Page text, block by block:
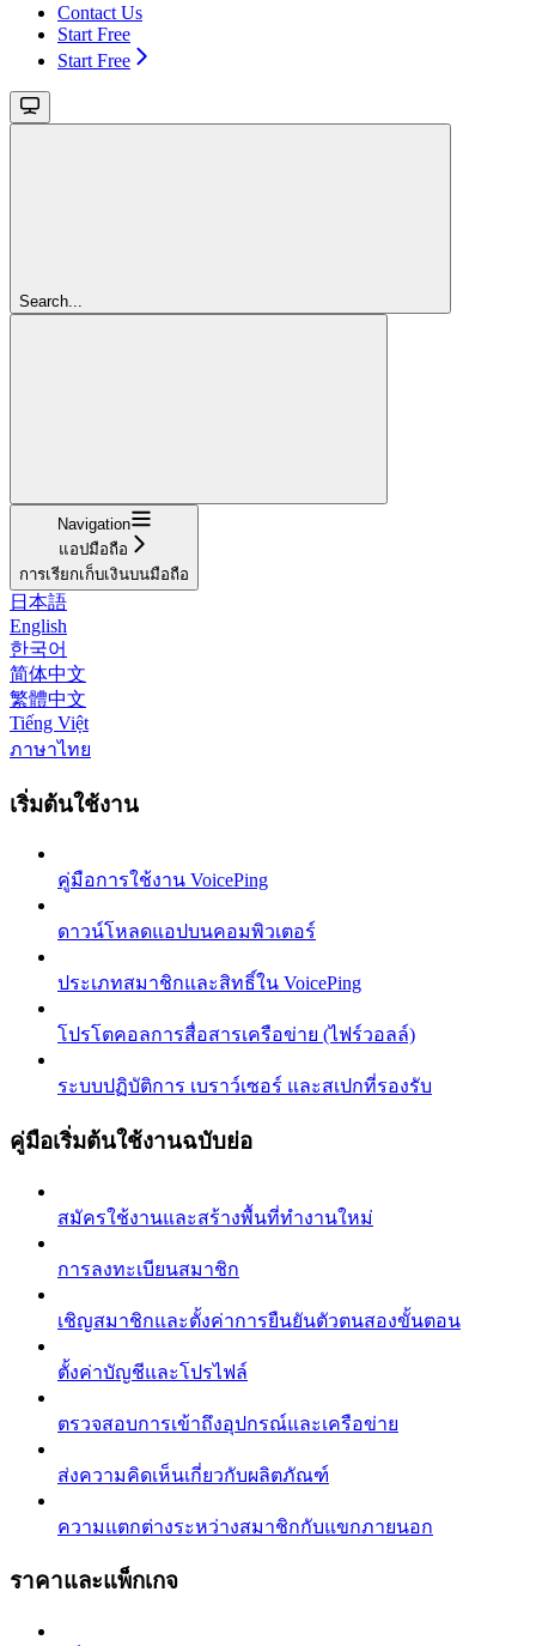
Contact Us
Start Free
Start Free
Search...
Navigation
แอปมือถือ
การเรียกเก็บเงินบนมือถือ
日本語
English
한국어
简体中文
繁體中文
Tiếng Việt
ภาษาไทย
เริ่มต้นใช้งาน
คู่มือการใช้งาน VoicePing
ดาวน์โหลดแอปบนคอมพิวเตอร์
ประเภทสมาชิกและสิทธิ์ใน VoicePing
โปรโตคอลการสื่อสารเครือข่าย (ไฟร์วอลล์)
ระบบปฏิบัติการ เบราว์เซอร์ และสเปกที่รองรับ
คู่มือเริ่มต้นใช้งานฉบับย่อ
สมัครใช้งานและสร้างพื้นที่ทำงานใหม่
การลงทะเบียนสมาชิก
เชิญสมาชิกและตั้งค่าการยืนยันตัวตนสองขั้นตอน
ตั้งค่าบัญชีและโปรไฟล์
ตรวจสอบการเข้าถึงอุปกรณ์และเครือข่าย
ส่งความคิดเห็นเกี่ยวกับผลิตภัณฑ์
ความแตกต่างระหว่างสมาชิกกับแขกภายนอก
ราคาและแพ็กเกจ